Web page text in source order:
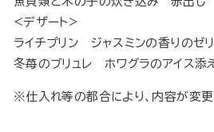
<デザート>
ライチプリン ジャスミンの香りのゼ
冬苺のブリュレ ホワグラのアイス添え
※仕入れ等の都合により、内容が変更